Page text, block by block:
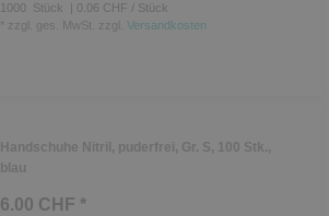
1000 Stück
| 0.06 CHF / Stück
zzgl. ges. MwSt. zzgl. Versandkosten
Handschuhe Nitril, puderfrei, Gr. S, 100 Stk.,
blau
6.00 CHF *